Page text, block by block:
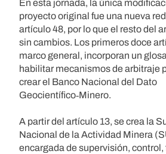
En esta jornada, la única
proyecto original fue una nueva
artículo 48, por lo que el resto del
sin cambios. Los primeros doce
marco general, incorporan un
habilitar mecanismos de arbitraje
crear el Banco Nacional del Dato
Geocientífico‑Minero.
A partir del artículo 13, se crea la
Nacional de la Actividad Minera
encargada de supervisión,